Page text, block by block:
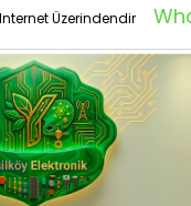
Üzerindendir